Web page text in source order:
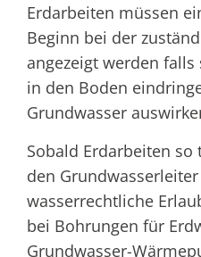
Erdarbeiten müssen
Beginn bei der
angezeigt werden
in den Boden
Grundwasser
Sobald Erdarbeiten
den
wasserrechtliche
bei Bohrungen für
Grundwasser-